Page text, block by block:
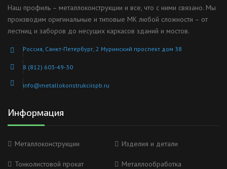
Наш профиль – металлоконструкции и все, что с ними связано. Мы
производим оригинальные и типовые МК любой сложности – от
лестниц и заборов до несущих каркасов зданий и мостов.
Россия, Санкт-Петербург, 2 Муринский проспект дом 38
8 (812) 603-49-30
info@metallokonstrukciispb.ru
Информация
Металлоконструкции Изделия и детали
Тонколистовой прокат Металлообработка